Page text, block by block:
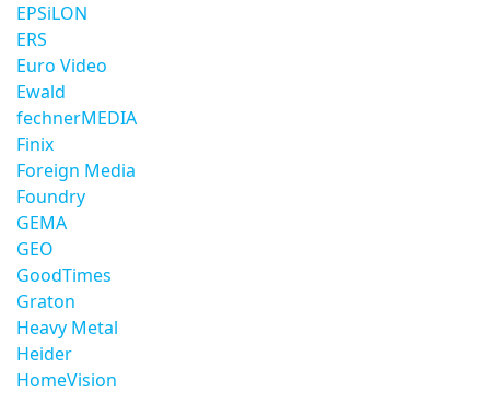
EPSiLON
ERS
Euro Video
Ewald
fechnerMEDIA
Finix
Foreign Media
Foundry
GEMA
GEO
GoodTimes
Graton
Heavy Metal
Heider
HomeVision